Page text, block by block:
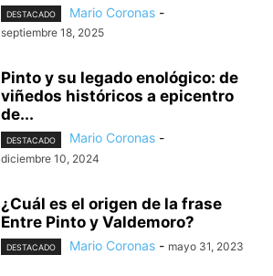
DESTACADO Mario Coronas -
septiembre 18, 2025
Pinto y su legado enológico: de
viñedos históricos a epicentro
de...
DESTACADO Mario Coronas -
diciembre 10, 2024
¿Cuál es el origen de la frase
Entre Pinto y Valdemoro?
DESTACADO Mario Coronas - mayo 31, 2023